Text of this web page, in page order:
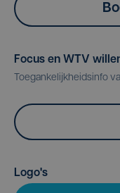
Focus en WTV
Toegankelijkheidsinfo
Logo's